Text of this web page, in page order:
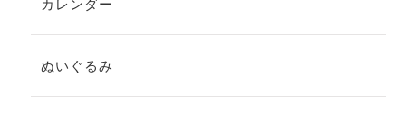
カレンダー
ぬいぐるみ